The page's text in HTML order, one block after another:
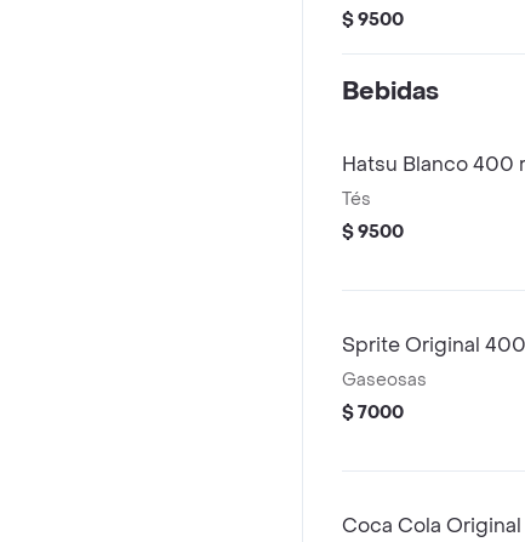
$ 9500
Bebidas
Hatsu Blanco 400
Tés
$ 9500
Sprite Original
Gaseosas
$ 7000
Coca Cola